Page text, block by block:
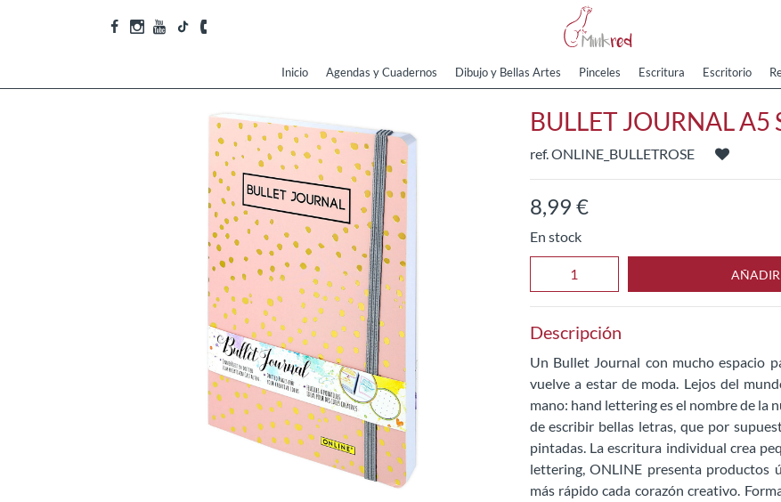
Inicio Agendas y Cuadernos Dibujo y Bellas Artes Pinceles Escritura Escritorio
BULLET JOURNAL A5
ref. ONLINE_BULLETROSE
8,99 €
En stock
AÑADIR
Descripción
Un Bullet Journal con mucho espacio
vuelve a estar de moda. Lejos del
mano: hand lettering es el nombre de la
de escribir bellas letras, que por
pintadas. La escritura individual crea
lettering, ONLINE presenta productos
más rápido cada corazón creativo.